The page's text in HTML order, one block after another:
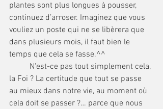
plantes sont plus longues à pousser,
continuez d’arroser. Imaginez que vous
vouliez un poste qui ne se libèrera que
dans plusieurs mois, il faut bien le
temps que cela se fasse.^^
la Foi ? La certitude que tout se passe
au mieux dans notre vie, au moment où
cela doit se passer ?… parce que nous